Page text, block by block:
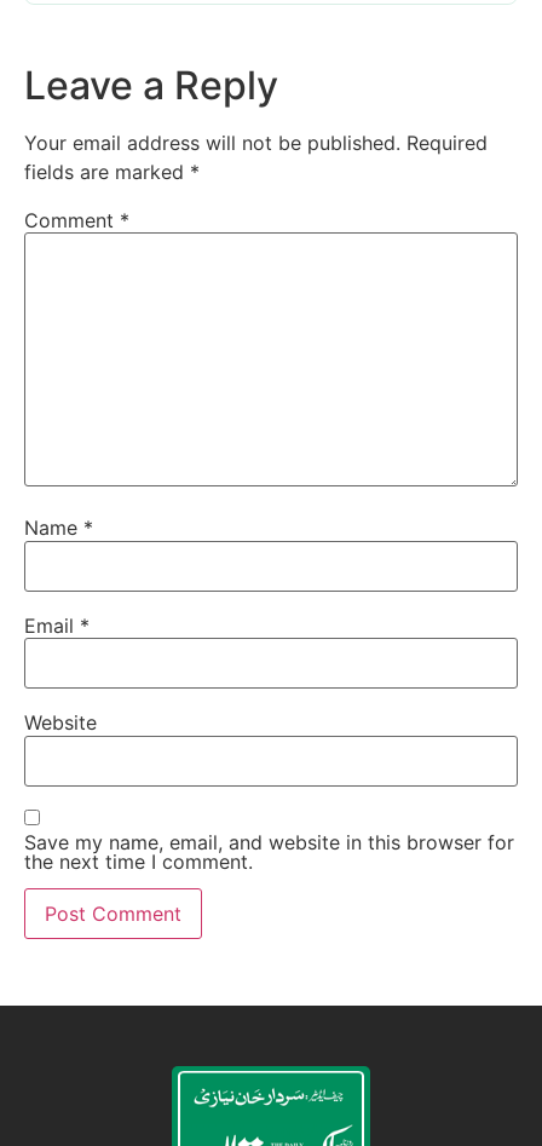
Leave a Reply
Your email address will not be published. Required
fields are marked *
Comment *
Name *
Email *
Website
Save my name, email, and website in this browser for
the next time I comment.